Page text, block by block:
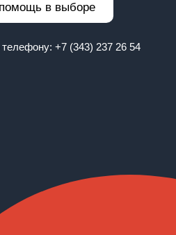
в выборе
телефону: +7 (343) 237 26 54